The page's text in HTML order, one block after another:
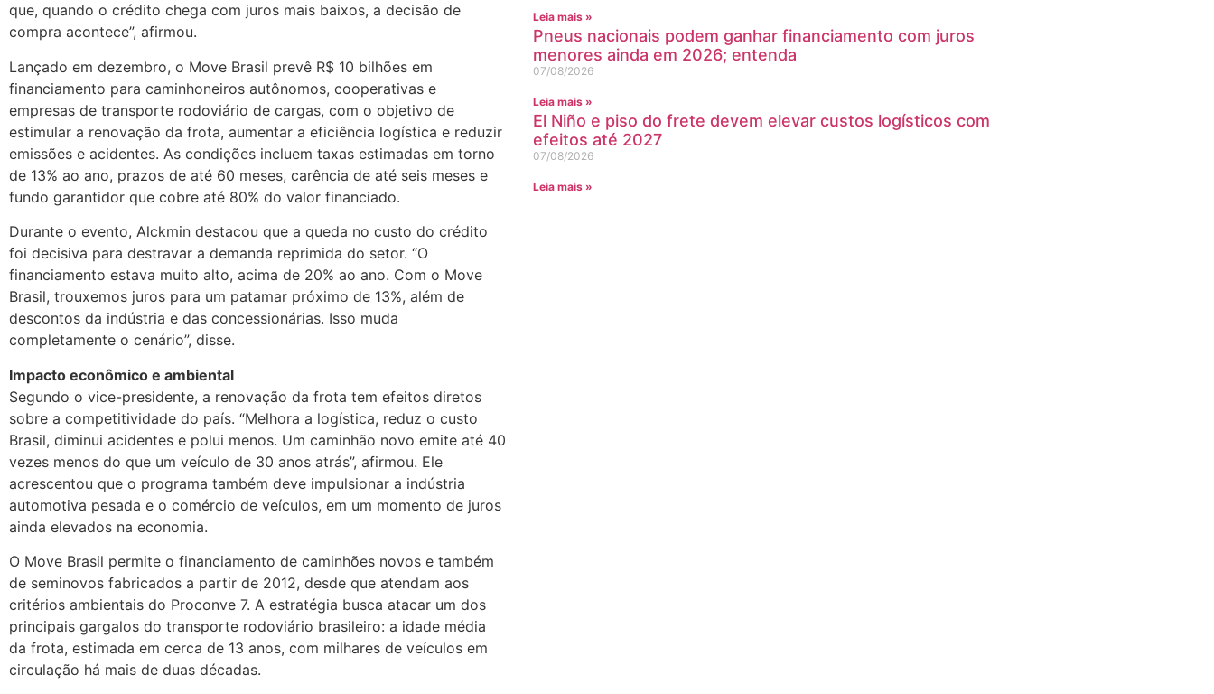
que, quando o crédito chega com juros mais baixos, a decisão de
compra acontece”, afirmou.
Lançado em dezembro, o Move Brasil prevê R$ 10 bilhões em
financiamento para caminhoneiros autônomos, cooperativas e
empresas de transporte rodoviário de cargas, com o objetivo de
estimular a renovação da frota, aumentar a eficiência logística e reduzir
emissões e acidentes. As condições incluem taxas estimadas em torno
de 13% ao ano, prazos de até 60 meses, carência de até seis meses e
fundo garantidor que cobre até 80% do valor financiado.
Durante o evento, Alckmin destacou que a queda no custo do crédito
foi decisiva para destravar a demanda reprimida do setor. “O
financiamento estava muito alto, acima de 20% ao ano. Com o Move
Brasil, trouxemos juros para um patamar próximo de 13%, além de
descontos da indústria e das concessionárias. Isso muda
completamente o cenário”, disse.
Impacto econômico e ambiental
Segundo o vice-presidente, a renovação da frota tem efeitos diretos
sobre a competitividade do país. “Melhora a logística, reduz o custo
Brasil, diminui acidentes e polui menos. Um caminhão novo emite até 40
vezes menos do que um veículo de 30 anos atrás”, afirmou. Ele
acrescentou que o programa também deve impulsionar a indústria
automotiva pesada e o comércio de veículos, em um momento de juros
ainda elevados na economia.
O Move Brasil permite o financiamento de caminhões novos e também
de seminovos fabricados a partir de 2012, desde que atendam aos
critérios ambientais do Proconve 7. A estratégia busca atacar um dos
principais gargalos do transporte rodoviário brasileiro: a idade média
da frota, estimada em cerca de 13 anos, com milhares de veículos em
circulação há mais de duas décadas.
Leia mais »
Pneus nacionais podem ganhar financiamento com juros
menores ainda em 2026; entenda
07/08/2026
Leia mais »
El Niño e piso do frete devem elevar custos logísticos com
efeitos até 2027
07/08/2026
Leia mais »